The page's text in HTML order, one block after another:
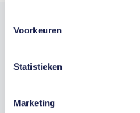
Voorkeuren
Statistieken
Marketing
Trotse
Staatsloterij is trotse